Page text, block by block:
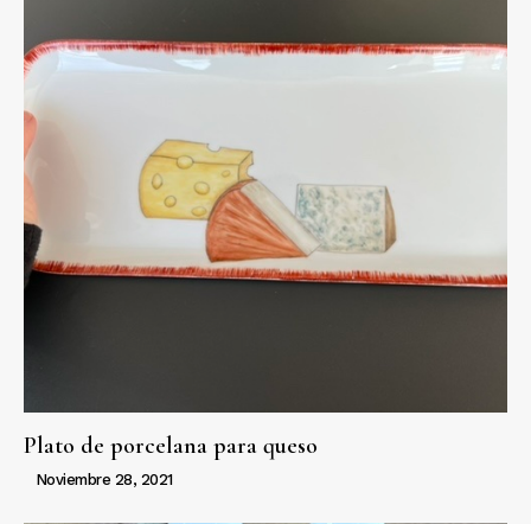
Plato de porcelana para queso
Noviembre 28, 2021